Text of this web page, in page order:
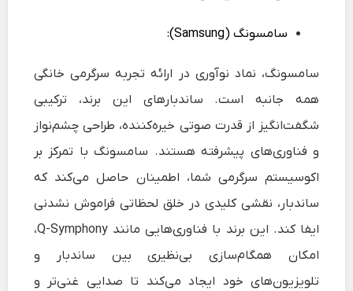
سامسونگ (Samsung):
سامسونگ، نماد نوآوری در ارائه تجربه سرگرمی خانگی
همه‌ جانبه است. ساندبارهای این برند، ترکیبی
شگفت‌انگیز از قدرت صوتی خیره‌کننده، طراحی چشم‌نواز
و فناوری‌های پیشرفته هستند. سامسونگ با تمرکز بر
اکوسیستم سرگرمی شما، اطمینان حاصل می‌کند که
ساندبار، نقشی کلیدی در خلق لحظاتی فراموش‌ نشدنی
ایفا کند. این برند با فناوری‌هایی مانند Q-Symphony،
امکان همگام‌سازی بی‌نظیری بین ساندبار و
تلویزیون‌های خود ایجاد می‌کند تا صدایی غنی‌تر و